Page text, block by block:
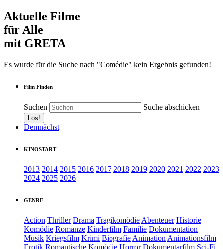
Aktuelle Filme
für Alle
mit GRETA
Es wurde für die Suche nach "Comédie" kein Ergebnis gefunden!
Film Finden
Suchen Suche abschicken
Demnächst
KINOSTART
2013 2014 2015 2016 2017 2018 2019 2020 2021 2022 2023
2024 2025 2026
GENRE
Action Thriller Drama Tragikomödie Abenteuer Historie
Komödie Romanze Kinderfilm Familie Dokumentation
Musik Kriegsfilm Krimi Biografie Animation Animationsfilm
Erotik Romantische Komödie Horror Dokumentarfilm Sci-Fi